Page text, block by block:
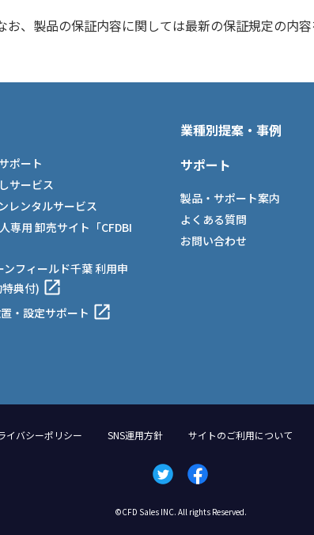
、製品の保証内容に関しては最新の保証規定の内容
ポート
サービス
レンタルサービス
専用 卸売サイト「CFDBI
ンフィールド千葉 利用申
典付)
・設定サポート
業種別提案・事例
サポート
製品・サポート案内
よくある質問
お問い合わせ
イバシーポリシー SNS運用方針 サイトのご利用について
©CFD Sales INC. All rights Reserved.